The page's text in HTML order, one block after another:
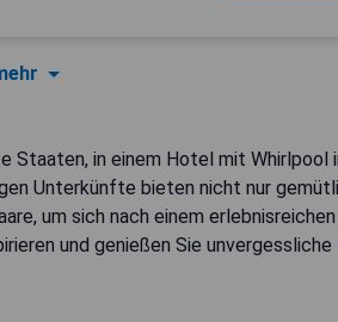
Staaten, in einem Hotel mit Whirlpool
Unterkünfte bieten nicht nur
um sich nach einem erlebnisreichen
und genießen Sie